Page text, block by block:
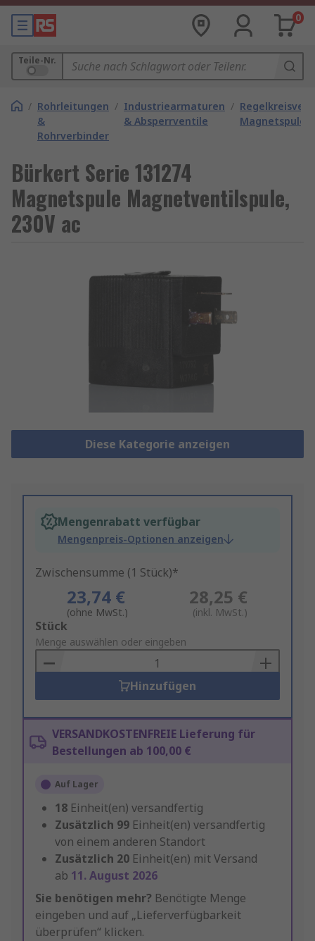
0
Teile-Nr.
/ Rohrleitungen
&
Rohrverbinder
/ Industriearmaturen
& Absperrventile
/
Magnetspulen
Bürkert Serie 131274
Magnetspule Magnetventilspule,
230V ac
Diese Kategorie anzeigen
Mengenrabatt verfügbar
Mengenpreis-Optionen anzeigen
Zwischensumme (1 Stück)*
23,74 €
(ohne MwSt.)
28,25 €
(inkl. MwSt.)
Add
to
Basket
Stück
Menge auswählen oder eingeben
Hinzufügen
VERSANDKOSTENFREIE Lieferung für
Bestellungen ab 100,00 €
Auf Lager
18 Einheit(en) versandfertig
Zusätzlich 99 Einheit(en) versandfertig
von einem anderen Standort
Zusätzlich 20 Einheit(en) mit Versand
ab 11. August 2026
Sie benötigen mehr? Benötigte Menge
eingeben und auf „Lieferverfügbarkeit
überprüfen“ klicken.